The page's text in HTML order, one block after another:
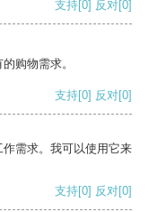
支持[0] 反对[0]
购物需求。
支持[0] 反对[0]
需求。我可以使用它来
支持[0] 反对[0]